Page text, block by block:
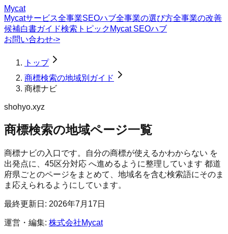
Mycat
Mycatサービス全事業SEOハブ全事業の選び方全事業の改善
候補白書ガイド検索トピック Mycat SEOハブ
お問い合わせ->
トップ
商標検索の地域別ガイド
商標ナビ
shohyo.xyz
商標検索の地域ページ一覧
商標ナビの入口です。自分の商標が使えるかわからない を
出発点に、45区分対応 へ進めるように整理しています 都道
府県ごとのページをまとめて、地域名を含む検索語にそのま
ま応えられるようにしています。
最終更新日: 2026年7月17日
運営・編集: 株式会社Mycat